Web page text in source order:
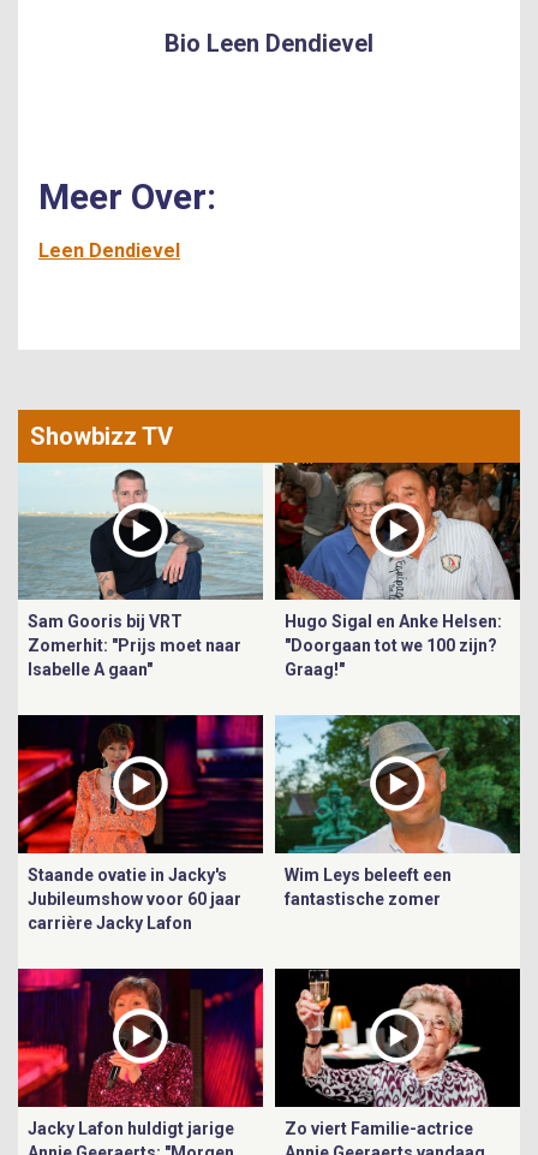
Bio Leen Dendievel
Meer Over:
Leen Dendievel
Showbizz TV
Sam Gooris bij VRT
Zomerhit: "Prijs moet naar
Isabelle A gaan"
Hugo Sigal en Anke Helsen:
"Doorgaan tot we 100 zijn?
Graag!"
Staande ovatie in Jacky's
Jubileumshow voor 60 jaar
carrière Jacky Lafon
Wim Leys beleeft een
fantastische zomer
Jacky Lafon huldigt jarige
Zo viert Familie-actrice